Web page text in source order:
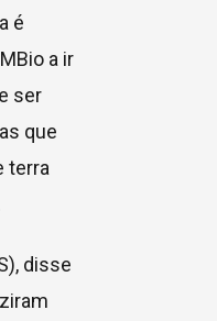
é
a ir
ser
que
terra
disse